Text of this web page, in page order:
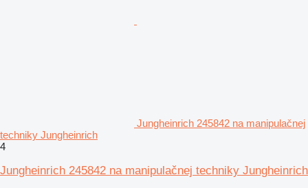
Jungheinrich 245842 na manipulačnej
techniky Jungheinrich
4
Jungheinrich 245842 na manipulačnej techniky Jungheinrich